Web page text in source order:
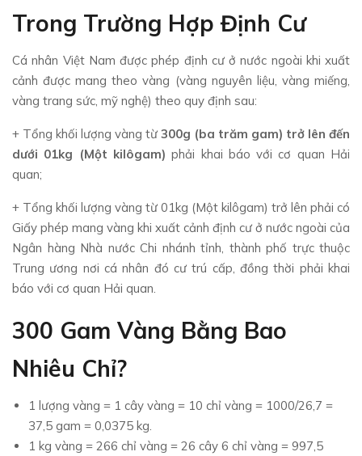
Trong Trường Hợp Định Cư
Cá nhân Việt Nam được phép định cư ở nước ngoài khi xuất
cảnh được mang theo vàng (vàng nguyên liệu, vàng miếng,
vàng trang sức, mỹ nghệ) theo quy định sau:
+ Tổng khối lượng vàng từ 300g (ba trăm gam) trở lên đến
dưới 01kg (Một kilôgam) phải khai báo với cơ quan Hải
quan;
+ Tổng khối lượng vàng từ 01kg (Một kilôgam) trở lên phải có
Giấy phép mang vàng khi xuất cảnh định cư ở nước ngoài của
Ngân hàng Nhà nước Chi nhánh tỉnh, thành phố trực thuộc
Trung ương nơi cá nhân đó cư trú cấp, đồng thời phải khai
báo với cơ quan Hải quan.
300 Gam Vàng Bằng Bao
Nhiêu Chỉ?
1 lượng vàng = 1 cây vàng = 10 chỉ vàng = 1000/26,7 =
37,5 gam = 0,0375 kg.
1 kg vàng = 266 chỉ vàng = 26 cây 6 chỉ vàng = 997,5